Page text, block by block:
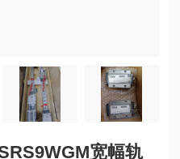
宽幅轨